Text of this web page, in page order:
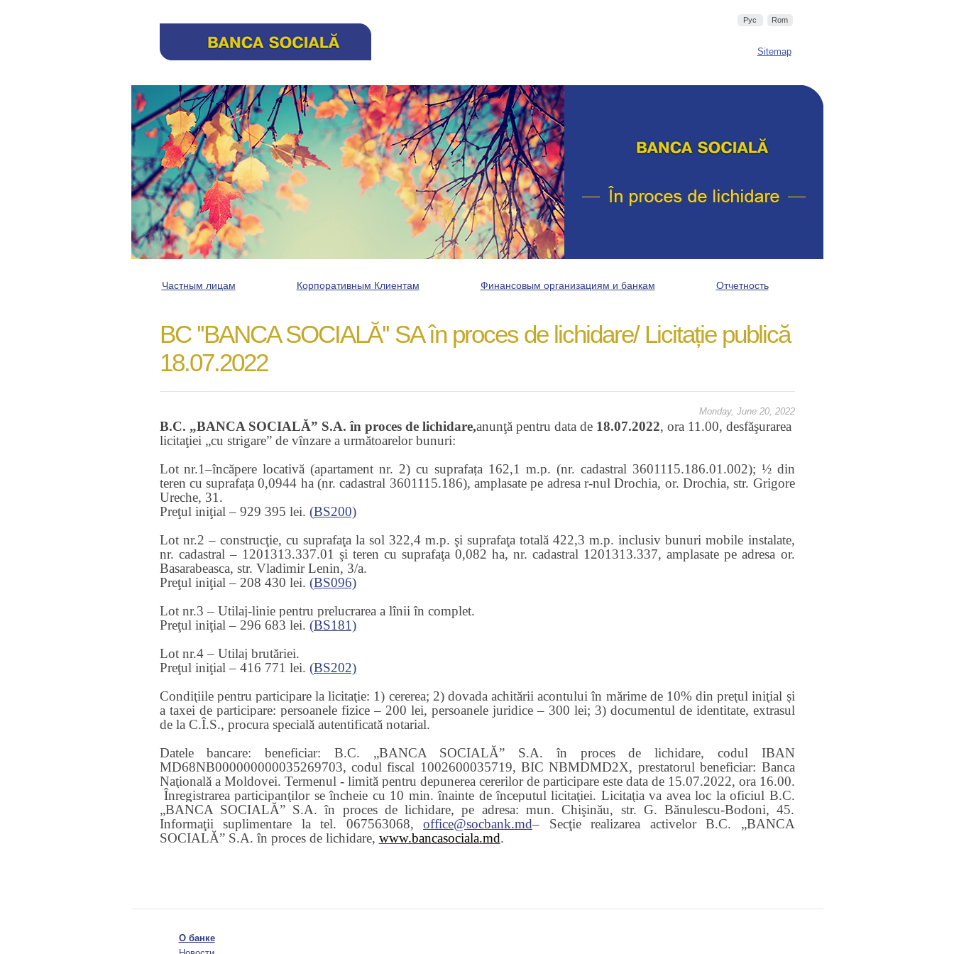
Рус Rom
Sitemap
Частным лицам Корпоративным Клиентам Финансовым организациям и банкам Отчетность
BC ''BANCA SOCIALĂ'' SA în proces de lichidare/ Licitație publică
18.07.2022
Monday, June 20, 2022
B.C. „BANCA SOCIALĂ” S.A. în proces de lichidare,anunţă pentru data de 18.07.2022, ora 11.00, desfăşurarea
licitaţiei „cu strigare” de vînzare a următoarelor bunuri:
Lot nr.1–încăpere locativă (apartament nr. 2) cu suprafața 162,1 m.p. (nr. cadastral 3601115.186.01.002); ½ din
teren cu suprafața 0,0944 ha (nr. cadastral 3601115.186), amplasate pe adresa r-nul Drochia, or. Drochia, str. Grigore
Ureche, 31.
Preţul iniţial – 929 395 lei. (BS200)
Lot nr.2 – construcţie, cu suprafaţa la sol 322,4 m.p.şi suprafaţa totală 422,3 m.p. inclusiv bunuri mobile instalate,
nr. cadastral – 1201313.337.01 şi teren cu suprafaţa 0,082 ha, nr. cadastral 1201313.337, amplasate pe adresa or.
Basarabeasca, str. Vladimir Lenin, 3/a.
Preţul iniţial – 208 430 lei. (BS096)
Lot nr.3 – Utilaj-linie pentru prelucrarea a lînii în complet.
Preţul iniţial – 296 683 lei. (BS181)
Lot nr.4 – Utilaj brutăriei.
Preţul iniţial – 416 771 lei. (BS202)
Condiţiile pentru participare la licitaţie: 1) cererea; 2) dovada achitării acontului în mărime de 10% din preţul iniţial şi
a taxei de participare: persoanele fizice – 200 lei, persoanele juridice – 300 lei; 3) documentul de identitate, extrasul
de la C.Î.S., procura specială autentificată notarial.
Datele bancare: beneficiar: B.C. „BANCA SOCIALĂ” S.A. în proces de lichidare, codul IBAN
MD68NB000000000035269703, codul fiscal 1002600035719, BIC NBMDMD2X, prestatorul beneficiar: Banca
Naţională a Moldovei. Termenul - limită pentru depunerea cererilor de participare este data de 15.07.2022, ora 16.00.
Înregistrarea participanţilor se încheie cu 10 min. înainte de începutul licitaţiei. Licitaţia va avea loc la oficiul B.C.
„BANCA SOCIALĂ” S.A. în proces de lichidare, pe adresa: mun. Chişinău, str. G. Bănulescu-Bodoni, 45.
Informaţii suplimentare la tel. 067563068, office@socbank.md– Secţie realizarea activelor B.C. „BANCA
SOCIALĂ” S.A.în proces de lichidare, www.bancasociala.md.
О банке